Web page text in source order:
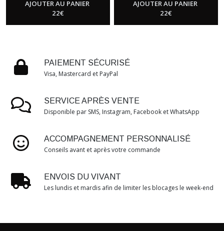
AJOUTER AU PANIER
22€
Grands Filtres
AJOUTER AU PANIER
22€
PAIEMENT SÉCURISÉ
Visa, Mastercard et PayPal
SERVICE APRÈS VENTE
Disponible par SMS, Instagram, Facebook et WhatsApp
ACCOMPAGNEMENT PERSONNALISÉ
Conseils avant et après votre commande
ENVOIS DU VIVANT
Les lundis et mardis afin de limiter les blocages le week-end